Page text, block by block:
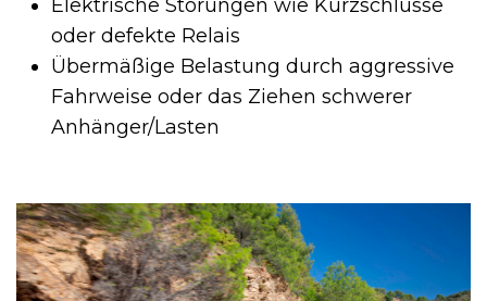
Elektrische Störungen wie Kurzschlüsse
oder defekte Relais
Übermäßige Belastung durch aggressive
Fahrweise oder das Ziehen schwerer
Anhänger/Lasten